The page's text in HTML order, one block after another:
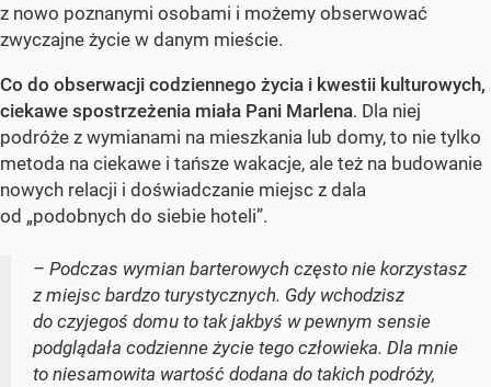
z nowo poznanymi osobami i możemy obserwować
zwyczajne życie w danym mieście.
Co do obserwacji codziennego życia i kwestii kulturowych,
ciekawe spostrzeżenia miała Pani Marlena. Dla niej
podróże z wymianami na mieszkania lub domy, to nie tylko
metoda na ciekawe i tańsze wakacje, ale też na budowanie
nowych relacji i doświadczanie miejsc z dala
od „podobnych do siebie hoteli”.
– Podczas wymian barterowych często nie korzystasz
z miejsc bardzo turystycznych. Gdy wchodzisz
do czyjegoś domu to tak jakbyś w pewnym sensie
podglądała codzienne życie tego człowieka. Dla mnie
to niesamowita wartość dodana do takich podróży,